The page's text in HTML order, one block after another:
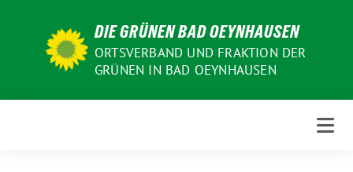
DIE GRÜNEN BAD OEYNHAUSEN
ORTSVERBAND UND FRAKTION DER
GRÜNEN IN BAD OEYNHAUSEN